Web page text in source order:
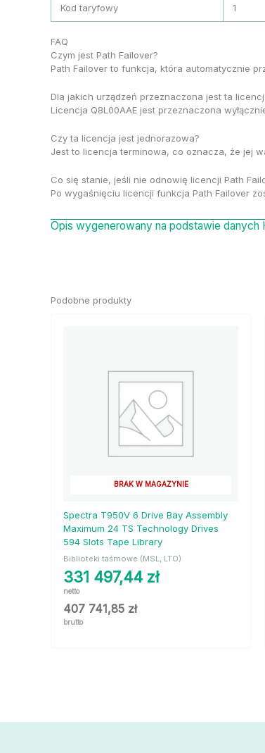
Kod taryfowy 1
FAQ
Czym jest Path Failover?
Path Failover to funkcja, która automatycznie
Dla jakich urządzeń przeznaczona jest ta
Licencja Q8L00AAE jest przeznaczona
Czy ta licencja jest jednorazowa?
Jest to licencja terminowa, co oznacza, że jej
Co się stanie, jeśli nie odnowię licencji Path
Po wygaśnięciu licencji funkcja Path Failover
Opis wygenerowany na podstawie
Podobne produkty
BRAK W MAGAZYNIE
Spectra T950V 6 Drive Bay Assembly
Maximum 24 TS Technology Drives
594 Slots Tape Library
Biblioteki taśmowe (MSL, LTO)
331 497,44 zł
netto
407 741,85 zł
brutto